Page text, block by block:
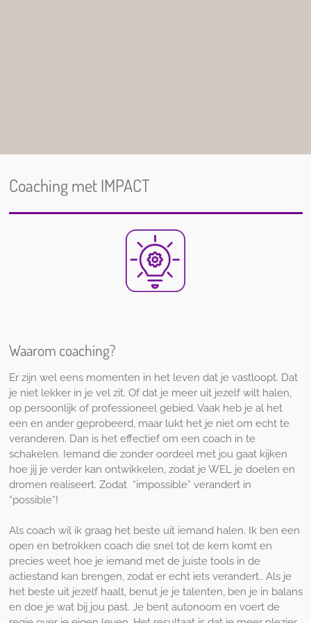
Coaching met IMPACT
Waarom coaching?
Er zijn wel eens momenten in het leven dat je vastloopt. Dat
je niet lekker in je vel zit. Of dat je meer uit jezelf wilt halen,
op persoonlijk of professioneel gebied. Vaak heb je al het
een en ander geprobeerd, maar lukt het je niet om echt te
veranderen. Dan is het effectief om een coach in te
schakelen. Iemand die zonder oordeel met jou gaat kijken
hoe jij je verder kan ontwikkelen, zodat je WEL je doelen en
dromen realiseert. Zodat “impossible” verandert in
“possible”!
Als coach wil ik graag het beste uit iemand halen. Ik ben een
open en betrokken coach die snel tot de kern komt en
precies weet hoe je iemand met de juiste tools in de
actiestand kan brengen, zodat er echt iets verandert.. Als je
het beste uit jezelf haalt, benut je je talenten, ben je in balans
en doe je wat bij jou past. Je bent autonoom en voert de